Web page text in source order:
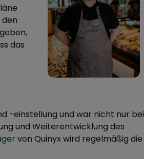
das
-einstellung und war nicht nur bei
und Weiterentwicklung des
von Quinyx wird regelmäßig die